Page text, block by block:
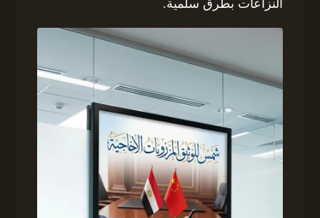
النزاعات بطرق سلمية.